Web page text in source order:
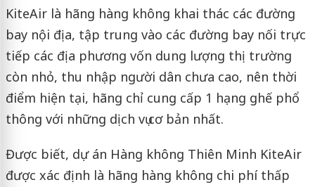
KiteAir là hãng hàng không khai thác các đường
bay nội địa, tập trung vào các đường bay nối trực
tiếp các địa phương vốn dung lượng thị trường
còn nhỏ, thu nhập người dân chưa cao, nên thời
điểm hiện tại, hãng chỉ cung cấp 1 hạng ghế phổ
thông với những dịch vụ cơ bản nhất.
Được biết, dự án Hàng không Thiên Minh KiteAir
được xác định là hãng hàng không chi phí thấp